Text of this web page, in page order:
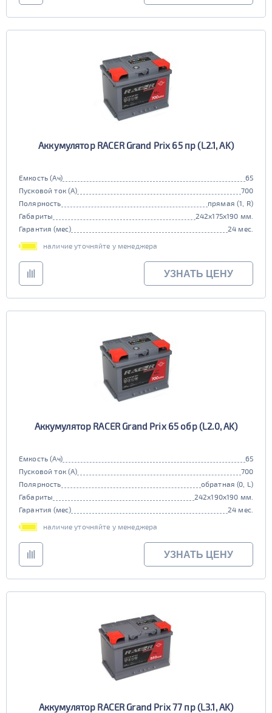
Аккумулятор RACER Grand Prix 65 пр (L2.1, AK)
Емкость (Ач)
65
Пусковой ток (А)
700
Полярность
прямая (1, R)
Габариты
242x175x190 мм.
Гарантия (мес)
24 мес.
наличие уточняйте у менеджера
УЗНАТЬ ЦЕНУ
Аккумулятор RACER Grand Prix 65 обр (L2.0, AK)
Емкость (Ач)
65
Пусковой ток (А)
700
Полярность
обратная (0, L)
Габариты
242x190x190 мм.
Гарантия (мес)
24 мес.
наличие уточняйте у менеджера
УЗНАТЬ ЦЕНУ
Аккумулятор RACER Grand Prix 77 пр (L3.1, AK)